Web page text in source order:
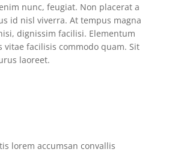
nunc, feugiat. Non placerat a
id nisl viverra. At tempus magna
dignissim facilisi. Elementum
vitae facilisis commodo quam. Sit
laoreet.
lorem accumsan convallis